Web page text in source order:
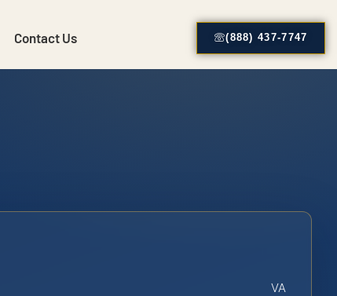
Contact Us (888) 437-7747
VA